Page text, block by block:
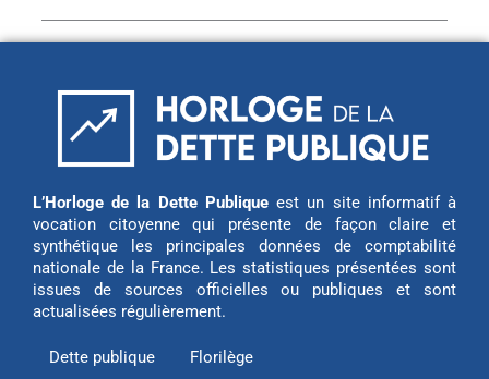
L’Horloge de la Dette Publiqueest un site informatif à
vocation citoyenne qui présente de façon claire et
synthétique les principales données de comptabilité
nationale de la France. Les statistiques présentées sont
issues de sources officielles ou publiques et sont
actualisées régulièrement.
Dette publique
Florilège